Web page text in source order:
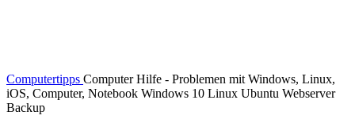
Computertipps Computer Hilfe - Problemen mit Windows, Linux,
iOS, Computer, Notebook Windows 10 Linux Ubuntu Webserver
Backup